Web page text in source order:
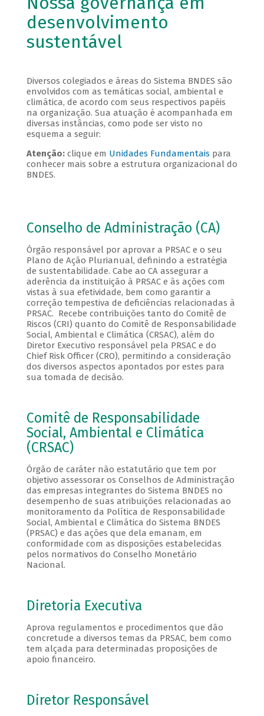
desenvolvimento
sustentável
Diversos colegiados e áreas do Sistema BNDES são
envolvidos com as temáticas social, ambiental e
climática, de acordo com seus respectivos papéis
na organização. Sua atuação é acompanhada em
diversas instâncias, como pode ser visto no
esquema a seguir:
Atenção:clique em Unidades Fundamentais para
conhecer mais sobre a estrutura organizacional do
BNDES.
Conselho de Administração (CA)
Órgão responsável por aprovar a PRSAC e o seu
Plano de Ação Plurianual, definindo a estratégia
de sustentabilidade. Cabe ao CA assegurar a
aderência da instituição à PRSAC e às ações com
vistas à sua efetividade, bem como garantir a
correção tempestiva de deficiências relacionadas à
PRSAC. Recebe contribuições tanto do Comitê de
Riscos (CRI) quanto do Comitê de Responsabilidade
Social, Ambiental e Climática (CRSAC), além do
Diretor Executivo responsável pela PRSAC e do
Chief Risk Officer (CRO), permitindo a consideração
dos diversos aspectos apontados por estes para
sua tomada de decisão.
Comitê de Responsabilidade
Social, Ambiental e Climática
(CRSAC)
Órgão de caráter não estatutário que tem por
objetivo assessorar os Conselhos de Administração
das empresas integrantes do Sistema BNDES no
desempenho de suas atribuições relacionadas ao
monitoramento da Política de Responsabilidade
Social, Ambiental e Climática do Sistema BNDES
(PRSAC) e das ações que dela emanam, em
conformidade com as disposições estabelecidas
pelos normativos do Conselho Monetário
Nacional.
Diretoria Executiva
Aprova regulamentos e procedimentos que dão
concretude a diversos temas da PRSAC, bem como
tem alçada para determinadas proposições de
apoio financeiro.
Diretor Responsável